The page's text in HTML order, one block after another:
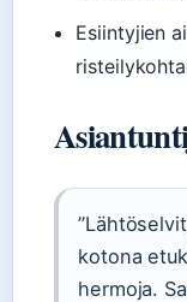
Esiintyjien
kotona
hermoja.